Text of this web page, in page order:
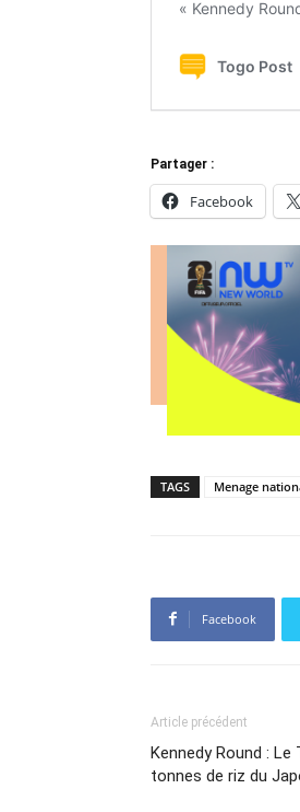
Partager :
Facebook
TAGS Menage
Facebook
Article précédent
Kennedy Round :
tonnes de riz du